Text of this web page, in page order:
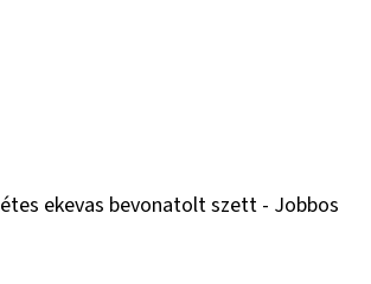
ekevas bevonatolt szett - Jobbos